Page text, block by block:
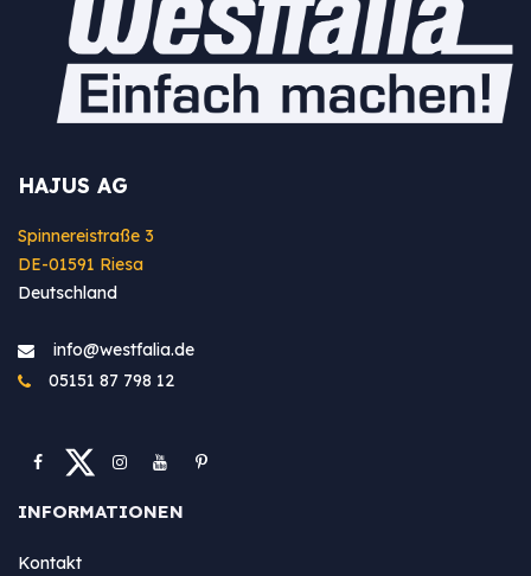
HAJUS AG
Spinnereistraße 3
DE-01591 Riesa
Deutschland
info@westfa​lia.de
05151 87 798 12
INFORMATIONEN
Kontakt